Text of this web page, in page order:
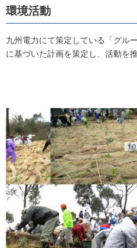
環境活動
九州電力にて策定している「グル
に基づいた計画を策定し、活動を